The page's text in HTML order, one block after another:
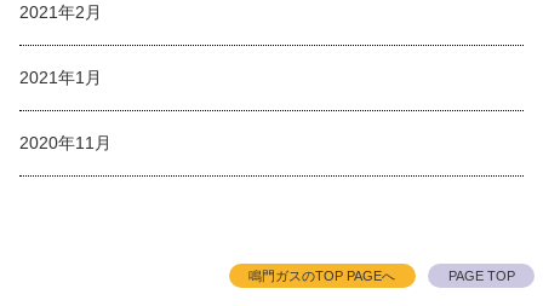
2021年2月
2021年1月
2020年11月
鳴門ガスのTOP PAGEへ PAGE TOP